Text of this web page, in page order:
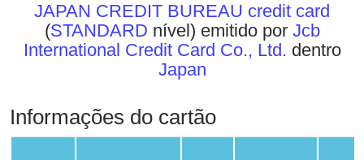
API
BIN
Generator
Checker
v2
JAPAN CREDIT BUREAU credit card
(STANDARD nível) emitido por Jcb
International Credit Card Co., Ltd. dentro
Japan
Informações do cartão